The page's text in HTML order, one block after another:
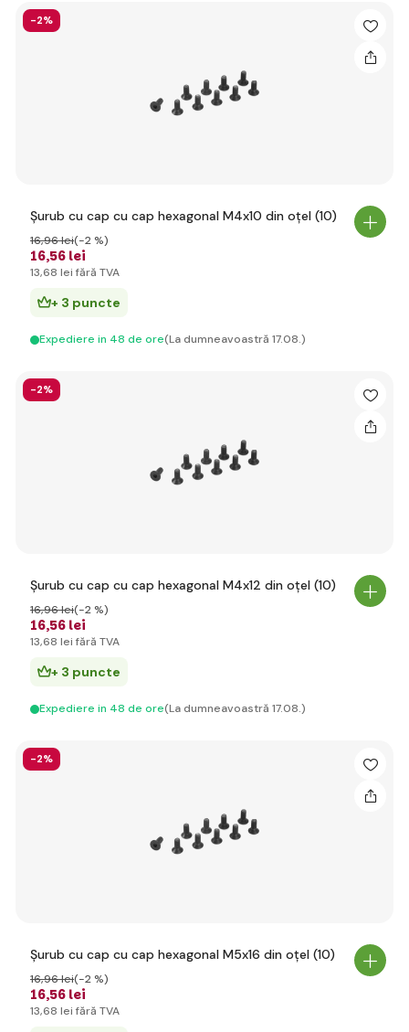
-2%
Șurub cu cap cu cap hexagonal M4x10 din oțel (10)
16,56 lei
16,96 lei(-2 %)
13,68 lei fără TVA
+ 3 puncte
Expediere in 48 de ore(La dumneavoastră 17.08.)
-2%
Șurub cu cap cu cap hexagonal M4x12 din oțel (10)
16,56 lei
16,96 lei(-2 %)
13,68 lei fără TVA
+ 3 puncte
Expediere in 48 de ore(La dumneavoastră 17.08.)
-2%
Șurub cu cap cu cap hexagonal M5x16 din oțel (10)
16,56 lei
16,96 lei(-2 %)
13,68 lei fără TVA